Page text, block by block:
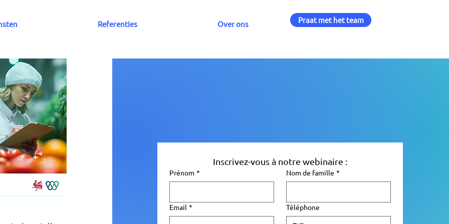
Referenties Over ons Praat met het team
Inscrivez-vous à notre webinaire :
Prénom * Nom de famille *
Email * Téléphone